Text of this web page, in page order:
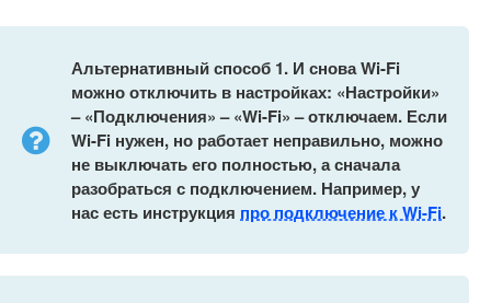
Альтернативный способ 1. И снова Wi-Fi
можно отключить в настройках: «Настройки»
– «Подключения» – «Wi-Fi» – отключаем. Если
Wi-Fi нужен, но работает неправильно, можно
не выключать его полностью, а сначала
разобраться с подключением. Например, у
нас есть инструкция про подключение к Wi-Fi.